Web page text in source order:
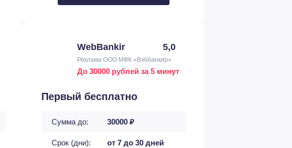
WebBankir 5,0
Реклама ООО МФК «Вэббанкир»
До 30000 рублей за 5 минут
Первый бесплатно
Сумма до: 30000 ₽
Срок (дни): от 7 до 30 дней